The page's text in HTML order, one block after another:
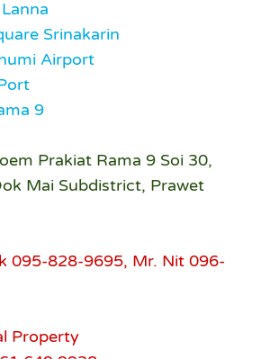
Srinakarin
Airport
9
Prakiat Rama 9 Soi 30,
Mai Subdistrict, Prawet
095-828-9695, Mr. Nit 096-
Property